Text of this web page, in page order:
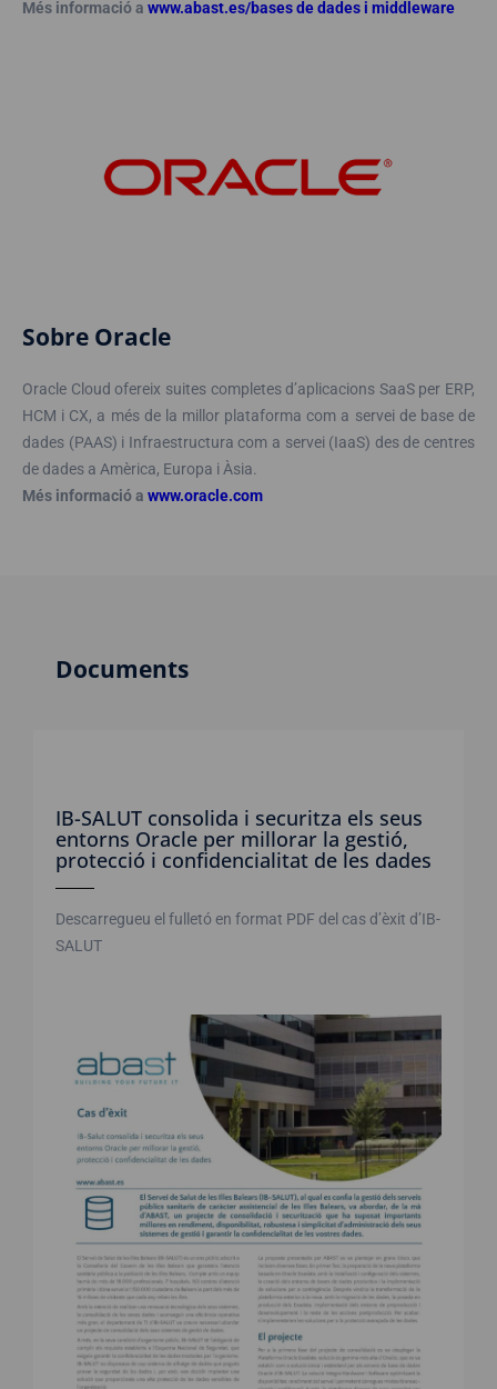
Més informació a www.abast.es/bases de dades i middleware
Sobre Oracle
Oracle Cloud ofereix suites completes d’aplicacions SaaS per ERP,
HCM i CX, a més de la millor plataforma com a servei de base de
dades (PAAS) i Infraestructura com a servei (IaaS) des de centres
de dades a Amèrica, Europa i Àsia.
Més informació a www.oracle.com
Documents
IB-SALUT consolida i securitza els seus
entorns Oracle per millorar la gestió,
protecció i confidencialitat de les dades
Descarregueu el fulletó en format PDF del cas d’èxit d’IB-
SALUT